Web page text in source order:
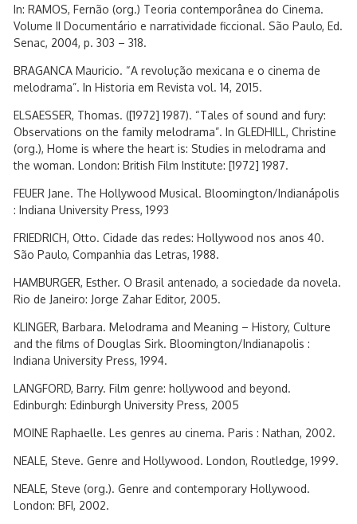
In: RAMOS, Fernão (org.) Teoria contemporânea do Cinema.
Volume II Documentário e narratividade ficcional. São Paulo, Ed.
Senac, 2004, p. 303 – 318.
BRAGANCA Mauricio. “A revolução mexicana e o cinema de
melodrama”. In Historia em Revista vol. 14, 2015.
ELSAESSER, Thomas. ([1972] 1987). “Tales of sound and fury:
Observations on the family melodrama”. In GLEDHILL, Christine
(org.), Home is where the heart is: Studies in melodrama and
the woman. London: British Film Institute: [1972] 1987.
FEUER Jane. The Hollywood Musical. Bloomington/Indianápolis
: Indiana University Press, 1993
FRIEDRICH, Otto. Cidade das redes: Hollywood nos anos 40.
São Paulo, Companhia das Letras, 1988.
HAMBURGER, Esther. O Brasil antenado, a sociedade da novela.
Rio de Janeiro: Jorge Zahar Editor, 2005.
KLINGER, Barbara. Melodrama and Meaning – History, Culture
and the films of Douglas Sirk. Bloomington/Indianapolis :
Indiana University Press, 1994.
LANGFORD, Barry. Film genre: hollywood and beyond.
Edinburgh: Edinburgh University Press, 2005
MOINE Raphaelle. Les genres au cinema. Paris : Nathan, 2002.
NEALE, Steve. Genre and Hollywood. London, Routledge, 1999.
NEALE, Steve (org.). Genre and contemporary Hollywood.
London: BFI, 2002.